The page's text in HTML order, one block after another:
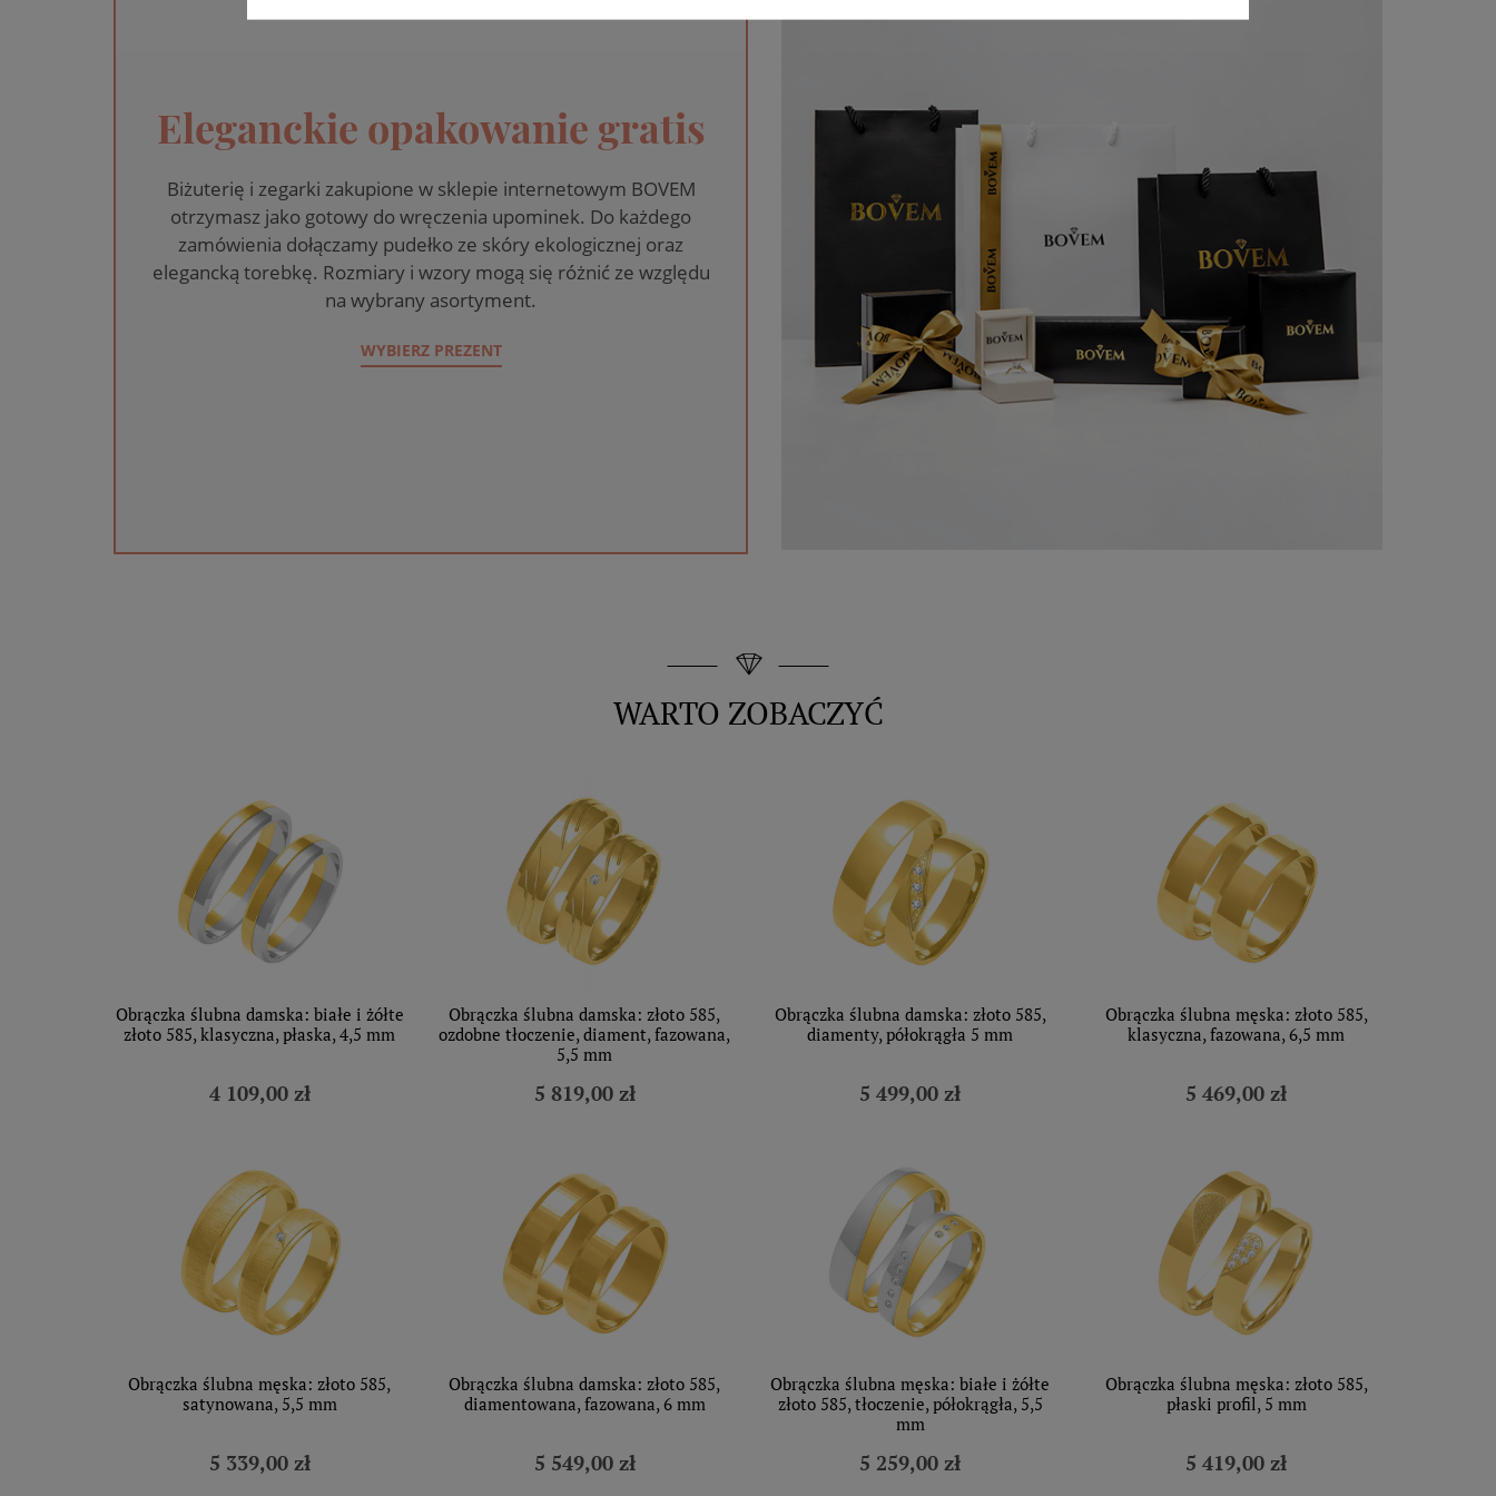
Eleganckie opakowanie gratis
Biżuterię i zegarki zakupione w sklepie internetowym BOVEM
otrzymasz jako gotowy do wręczenia upominek. Do każdego
zamówienia dołączamy pudełko ze skóry ekologicznej oraz
elegancką torebkę. Rozmiary i wzory mogą się różnić ze względu
na wybrany asortyment.
WYBIERZ PREZENT
WARTO ZOBACZYĆ
Obrączka ślubna damska: białe i żółte
złoto 585, klasyczna, płaska, 4,5 mm
4 109,00 zł
Obrączka ślubna damska: złoto 585,
ozdobne tłoczenie, diament, fazowana,
5,5 mm
5 819,00 zł
Obrączka ślubna damska: złoto 585,
diamenty, półokrągła 5 mm
5 499,00 zł
Obrączka ślubna męska: złoto 585,
klasyczna, fazowana, 6,5 mm
5 469,00 zł
Obrączka ślubna męska: złoto 585,
satynowana, 5,5 mm
5 339,00 zł
Obrączka ślubna damska: złoto 585,
diamentowana, fazowana, 6 mm
5 549,00 zł
Obrączka ślubna męska: białe i żółte
złoto 585, tłoczenie, półokrągła, 5,5
mm
5 259,00 zł
Obrączka ślubna męska: złoto 585,
płaski profil, 5 mm
5 419,00 zł